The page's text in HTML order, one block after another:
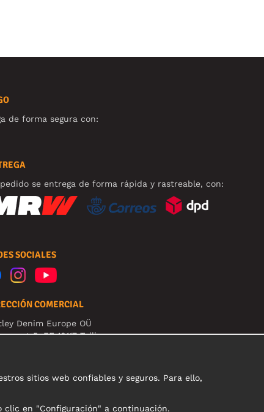
de forma segura con:
se entrega de forma rápida y rastreable, con:
SOCIALES
COMERCIAL
Denim Europe OÜ
mnt 5, EE-10117 Tallinn
sitios web confiables y seguros. Para ello,
clic en "Configuración" a continuación.